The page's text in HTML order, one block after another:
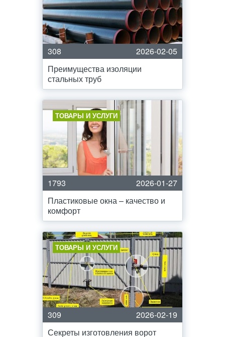
308
2026-02-05
Преимущества изоляции
стальных труб
ТОВАРЫ И УСЛУГИ
1793
2026-01-27
Пластиковые окна – качество и
комфорт
ТОВАРЫ И УСЛУГИ
309
2026-02-19
Секреты изготовления ворот